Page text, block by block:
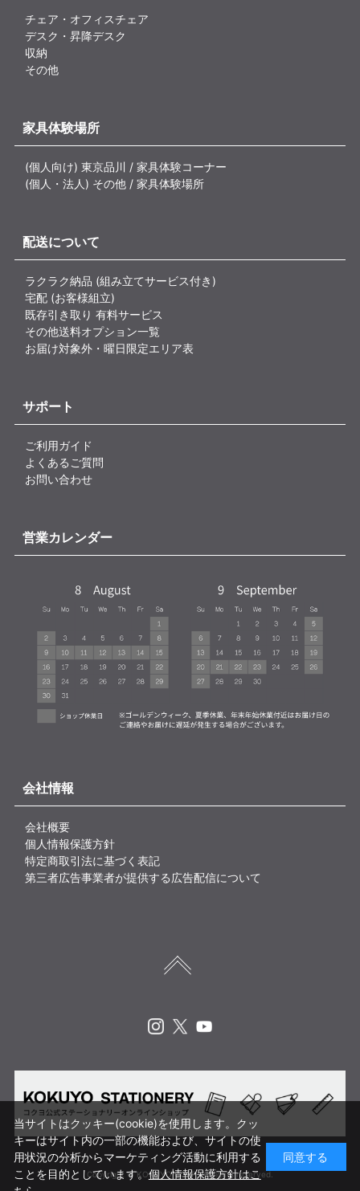
チェア・オフィスチェア
デスク・昇降デスク
収納
その他
家具体験場所
(個人向け) 東京品川 / 家具体験コーナー
(個人・法人) その他 / 家具体験場所
配送について
ラクラク納品 (組み立てサービス付き)
宅配 (お客様組立)
既存引き取り 有料サービス
その他送料オプション一覧
お届け対象外・曜日限定エリア表
サポート
ご利用ガイド
よくあるご質問
お問い合わせ
営業カレンダー
会社情報
会社概要
個人情報保護方針
特定商取引法に基づく表記
第三者広告事業者が提供する広告配信について
Copyright © KOKUYO CORP. All rights reserved.
当サイトはクッキー(cookie)を使用します。クッ
キーはサイト内の一部の機能および、サイトの使
用状況の分析からマーケティング活動に利用する
ことを目的としています。個人情報保護方針はこ
同意する